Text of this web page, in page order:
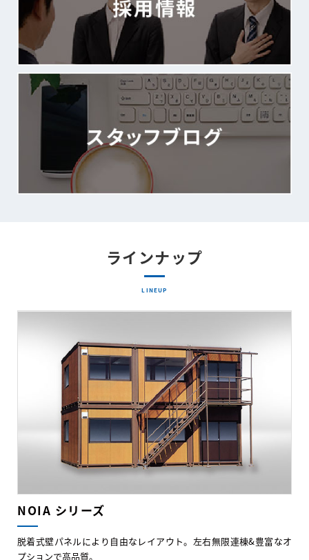
ラインナップ
LINEUP
NOIA シリーズ
脱着式壁パネルにより自由なレイアウト。左右無限連棟&豊富なオ
プションで高品質。